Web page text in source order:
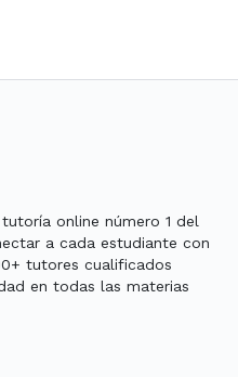
online número 1 del
a cada estudiante con
tutores cualificados
en todas las materias